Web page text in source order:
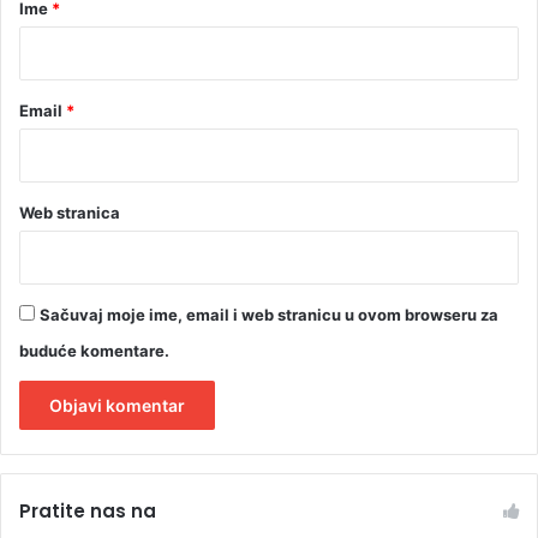
d
j
n
a
r
s
p
i
a
t
r
u
h
i
n
n
i
r
u
u
S
j
v
e
n
o
l
Ime *
Email *
Web stranica
Sačuvaj moje ime, email i web stranicu u ovom browseru za
buduće komentare.
tPratite nas na